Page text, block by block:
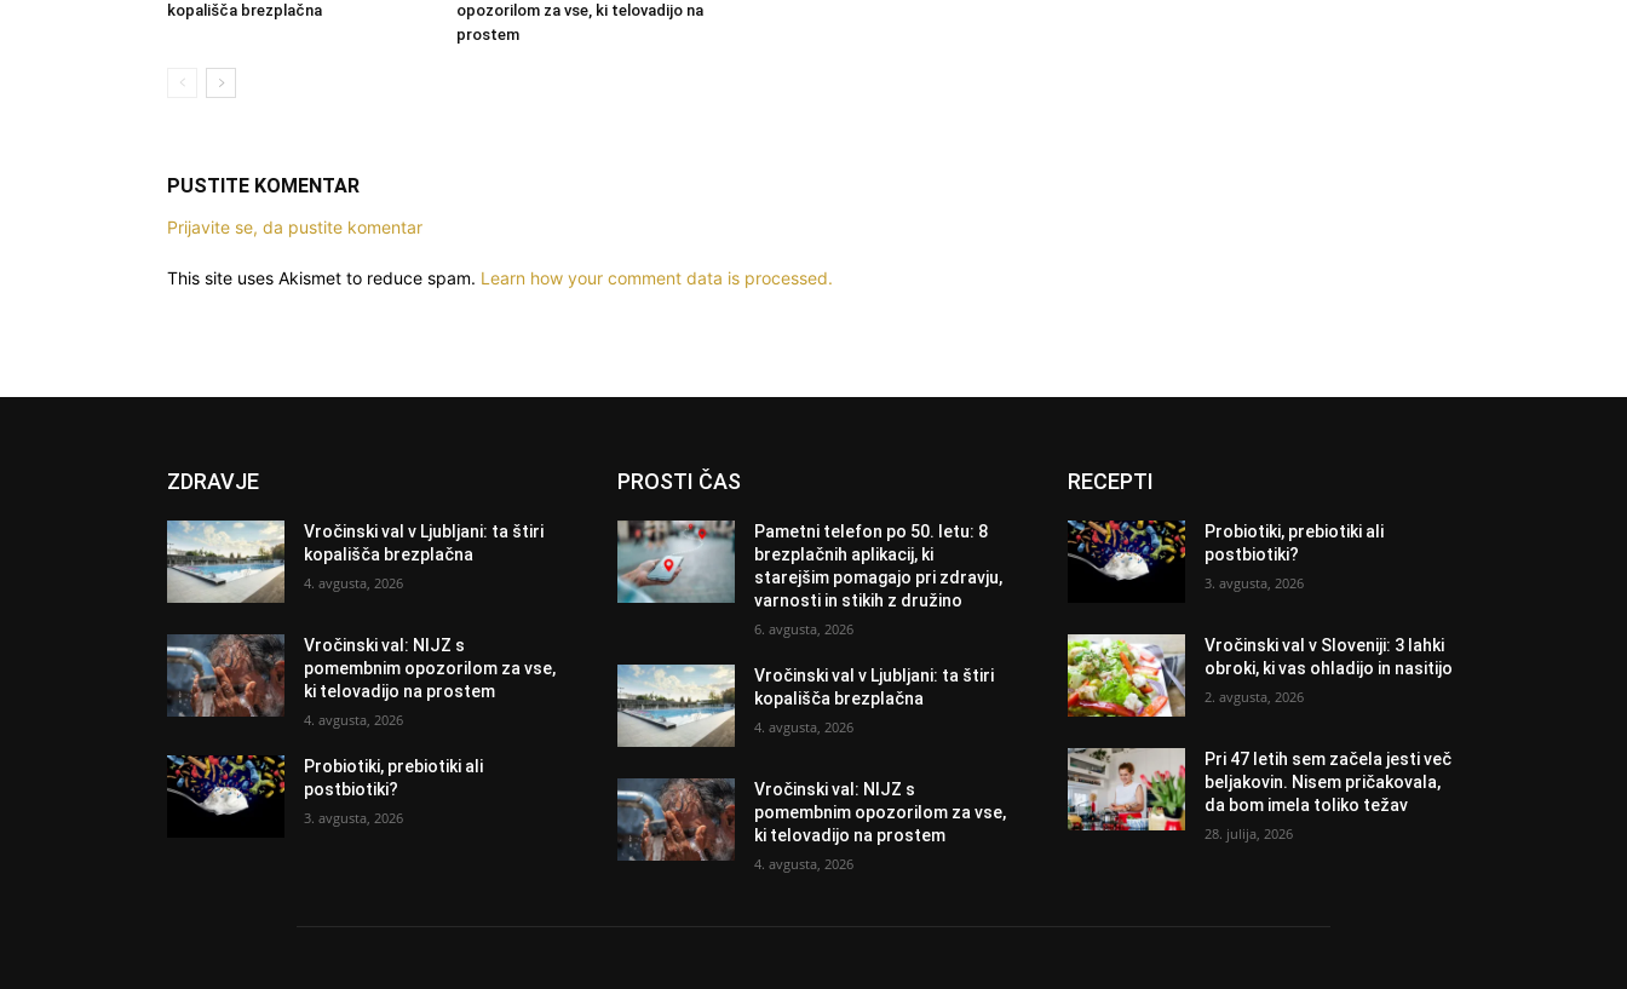
kopališča brezplačna
opozorilom za vse, ki telovadijo na
prostem
PUSTITE KOMENTAR
Prijavite se, da pustite komentar
This site uses Akismet to reduce spam. Learn how your comment data is processed.
ZDRAVJE
Vročinski val v Ljubljani: ta štiri
kopališča brezplačna
4. avgusta, 2026
Vročinski val: NIJZ s
pomembnim opozorilom za vse,
ki telovadijo na prostem
4. avgusta, 2026
Probiotiki, prebiotiki ali
postbiotiki?
3. avgusta, 2026
PROSTI ČAS
Pametni telefon po 50. letu: 8
brezplačnih aplikacij, ki
starejšim pomagajo pri zdravju,
varnosti in stikih z družino
6. avgusta, 2026
Vročinski val v Ljubljani: ta štiri
kopališča brezplačna
4. avgusta, 2026
Vročinski val: NIJZ s
pomembnim opozorilom za vse,
ki telovadijo na prostem
4. avgusta, 2026
RECEPTI
Probiotiki, prebiotiki ali
postbiotiki?
3. avgusta, 2026
Vročinski val v Sloveniji: 3 lahki
obroki, ki vas ohladijo in nasitijo
2. avgusta, 2026
Pri 47 letih sem začela jesti več
beljakovin. Nisem pričakovala,
da bom imela toliko težav
28. julija, 2026